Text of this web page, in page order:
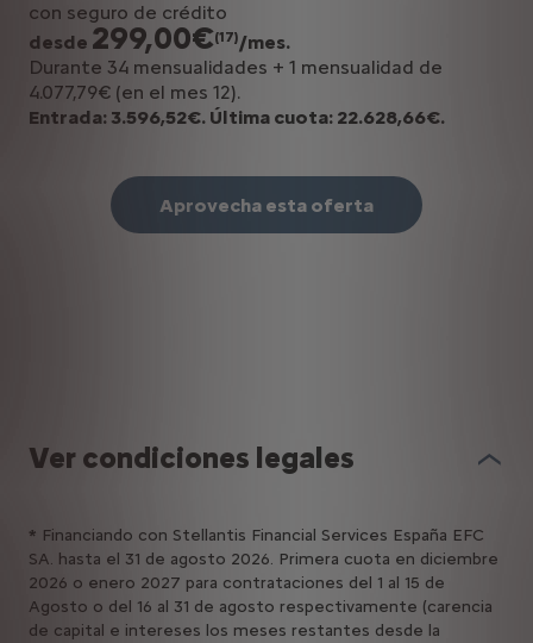
con seguro de crédito
desde 299,00€(17)/mes.
Durante 34 mensualidades + 1 mensualidad de
4.077,79€ (en el mes 12).
Entrada: 3.596,52€. Última cuota: 22.628,66€.
Aprovecha esta oferta
Ver condiciones legales
* Financiando con Stellantis Financial Services España EFC
SA. hasta el 31 de agosto 2026. Primera cuota en diciembre
2026 o enero 2027 para contrataciones del 1 al 15 de
Agosto o del 16 al 31 de agosto respectivamente (carencia
de capital e intereses los meses restantes desde la